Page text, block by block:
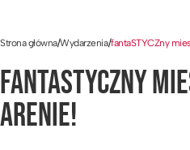
Strona główna/Wydarzenia/fantaSTYCZny
FANTASTYCZNY
ARENIE!